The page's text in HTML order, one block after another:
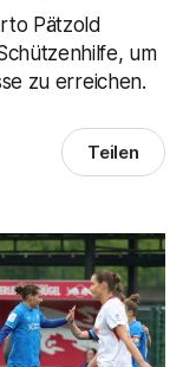
Pätzold
um
zu erreichen.
Teilen